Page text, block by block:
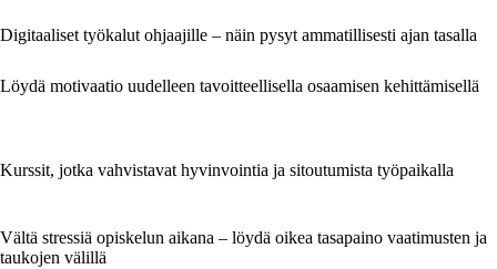
Digitaaliset työkalut ohjaajille – näin pysyt ammatillisesti ajan tasalla
Löydä motivaatio uudelleen tavoitteellisella osaamisen kehittämisellä
Kurssit, jotka vahvistavat hyvinvointia ja sitoutumista työpaikalla
Vältä stressiä opiskelun aikana – löydä oikea tasapaino vaatimusten ja
taukojen välillä